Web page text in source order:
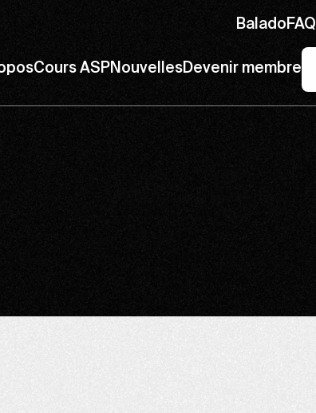
BaladoFAQ
Cours ASPNouvellesDevenir membre